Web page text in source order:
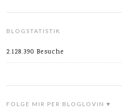
BLOGSTATISTIK
2.128.390 Besuche
FOLGE MIR PER BLOGLOVIN ♥